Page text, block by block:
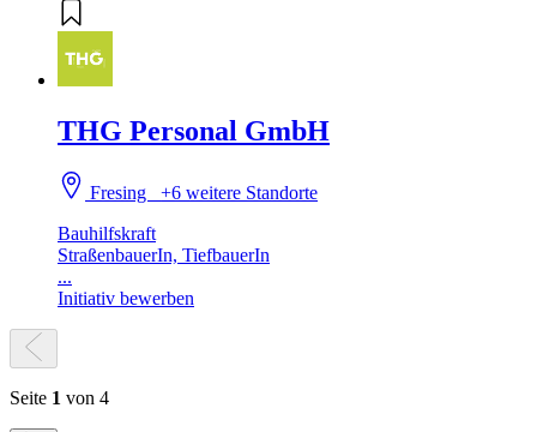
THG Personal GmbH
Fresing+6 weitere Standorte
Bauhilfskraft
StraßenbauerIn, TiefbauerIn
...
Initiativ bewerben
Seite 1 von 4